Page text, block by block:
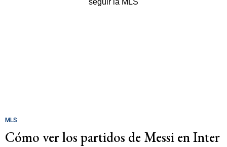
MLS
Cómo ver los partidos de Messi en Inter